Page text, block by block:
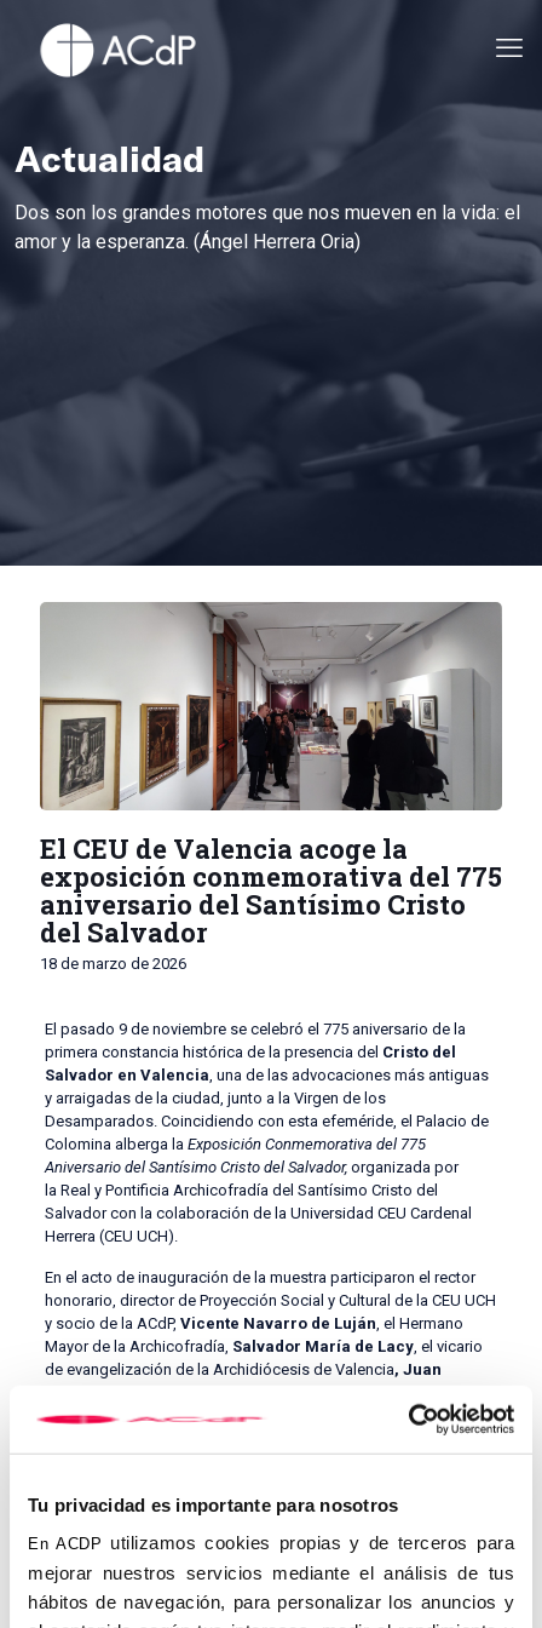
Tu privacidad es importante para nosotros
En ACDP utilizamos cookies propias y de terceros para
mejorar nuestros servicios mediante el análisis de tus
hábitos de navegación, para personalizar los anuncios y
Actualidad
Dos son los grandes motores que nos mueven en la vida: el
amor y la esperanza. (Ángel Herrera Oria)
El CEU de Valencia acoge la
exposición conmemorativa del 775
aniversario del Santísimo Cristo
del Salvador
18 de marzo de 2026
El pasado 9 de noviembre se celebró el 775 aniversario de la
primera constancia histórica de la presencia del Cristo del
Salvador en Valencia , una de las advocaciones más antiguas
y arraigadas de la ciudad, junto a la Virgen de los
Desamparados. Coincidiendo con esta efeméride, el Palacio de
Colomina alberga la Exposición Conmemorativa del 775
Aniversario del Santísimo Cristo del Salvador,organizada por
la Real y Pontificia Archicofradía del Santísimo Cristo del
Salvador con la colaboración de la Universidad CEU Cardenal
Herrera (CEU UCH).
En el acto de inauguración de la muestra participaron el rector
honorario, director de Proyección Social y Cultural de la CEU UCH
y socio de la ACdP, Vicente Navarro de Luján , el Hermano
Mayor de la Archicofradía, Salvador María de Lacy, el vicario
de evangelización de la Archidiócesis de Valencia, Juan
catedrático de la Universidad de Valencia
Daniel Benito